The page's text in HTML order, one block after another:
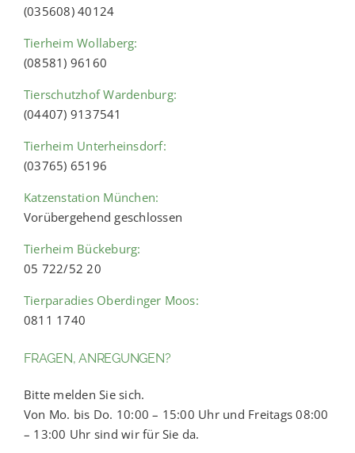
(035608) 40124
Tierheim Wollaberg:
(08581) 96160
Tierschutzhof Wardenburg:
(04407) 9137541
Tierheim Unterheinsdorf:
(03765) 65196
Katzenstation München:
Vorübergehend geschlossen
Tierheim Bückeburg:
05 722/52 20
Tierparadies Oberdinger Moos:
0811 1740
FRAGEN, ANREGUNGEN?
Bitte melden Sie sich.
Von Mo. bis Do. 10:00 – 15:00 Uhr und Freitags 08:00
– 13:00 Uhr sind wir für Sie da.